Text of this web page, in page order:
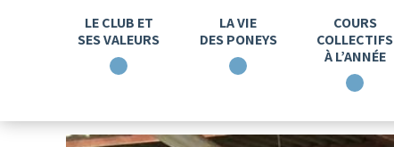
LE CLUB ET
SES VALEURS
LA VIE
DES PONEYS
COURS
COLLECTIFS
À L’ANNÉE